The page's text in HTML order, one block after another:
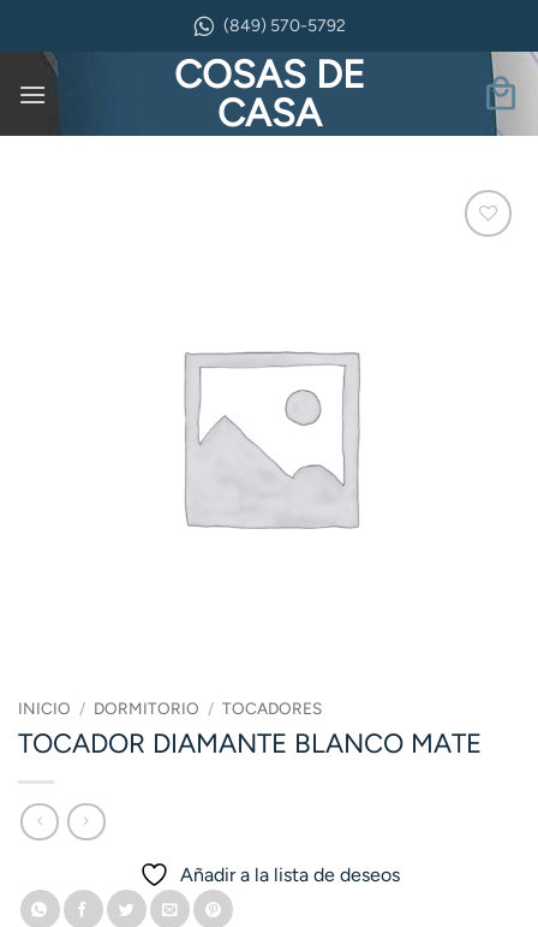
contenido
(849) 570-5792
COSAS DE
CASA
INICIO / DORMITORIO / TOCADORES
TOCADOR DIAMANTE BLANCO MATE
Añadir a la lista de deseos